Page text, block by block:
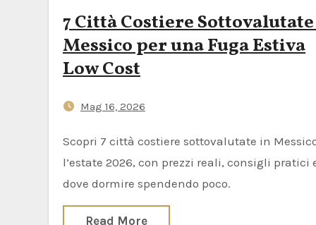
7 Città Costiere
Messico per una Fuga Estiva
Low Cost
Mag 16, 2026
Scopri 7 città costiere sottovalutate in Messico per
l’estate 2026, con prezzi reali, consigli pratici
dove dormire spendendo poco.
Read More